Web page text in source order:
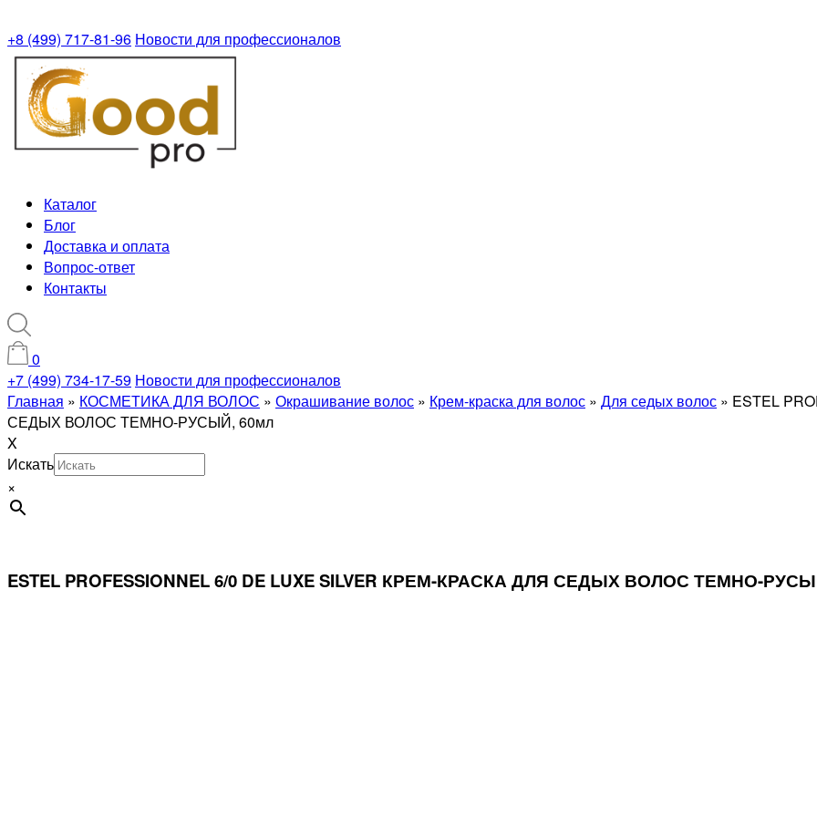
+8 (499) 717-81-96 Новости для профессионалов
Каталог
Блог
Доставка и оплата
Вопрос-ответ
Контакты
0
+7 (499) 734-17-59 Новости для профессионалов
Главная » КОСМЕТИКА ДЛЯ ВОЛОС » Окрашивание волос » Крем-краска для волос » Для седых волос » ESTEL
СЕДЫХ ВОЛОС ТЕМНО-РУСЫЙ, 60мл
X
Искать
×
ESTEL PROFESSIONNEL 6/0 DE LUXE SILVER КРЕМ-КРАСКА ДЛЯ СЕДЫХ ВОЛОС ТЕМНО-